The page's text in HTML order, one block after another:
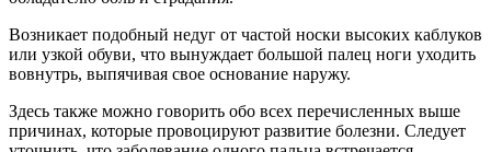
Возникает подобный недуг от частой носки высоких каблуков
или узкой обуви, что вынуждает большой палец ноги уходить
вовнутрь, выпячивая свое основание наружу.
Здесь также можно говорить обо всех перечисленных выше
причинах, которые провоцируют развитие болезни. Следует